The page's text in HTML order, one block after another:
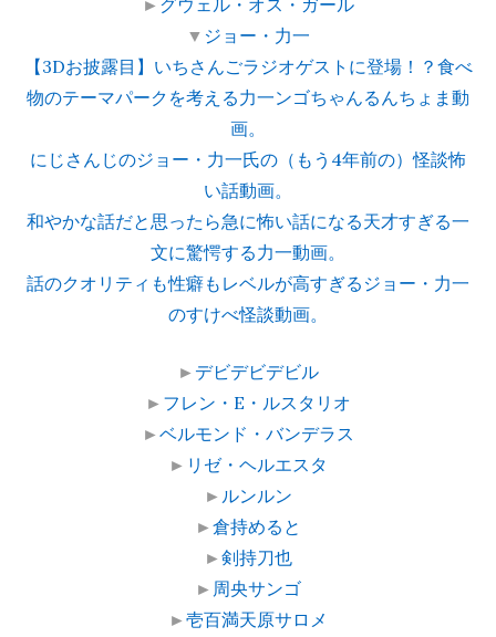
▼ ジョー・力一
【3Dお披露目】いちさんごラジオゲストに登場！？食べ
物のテーマパークを考える力一ンゴちゃんるんちょま動
画。
にじさんじのジョー・力一氏の（もう4年前の）怪談怖
い話動画。
和やかな話だと思ったら急に怖い話になる天才すぎる一
文に驚愕する力一動画。
話のクオリティも性癖もレベルが高すぎるジョー・力一
のすけべ怪談動画。
► デビデビデビル
► フレン・E・ルスタリオ
►ベルモンド・バンデラス
► リゼ・ヘルエスタ
► ルンルン
►倉持めると
►剣持刀也
► 周央サンゴ
►壱百満天原サロメ